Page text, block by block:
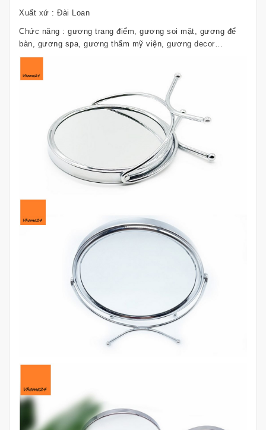
Xuất xứ : Đài Loan
Chức năng : gương trang điểm, gương soi mặt, gương để
bàn, gương spa, gương thẩm mỹ viện, gương decor…